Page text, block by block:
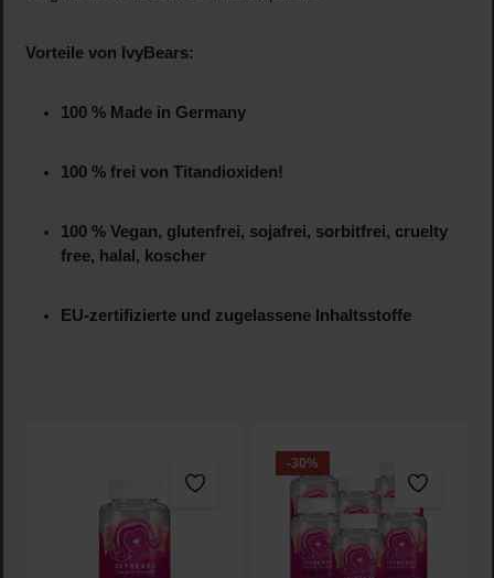
Vorteile von IvyBears:
100 % Made in Germany
100 % frei von Titandioxiden!
100 % Vegan, glutenfrei, sojafrei, sorbitfrei, cruelty
free, halal, koscher
EU-zertifizierte und zugelassene Inhaltsstoffe
-30%